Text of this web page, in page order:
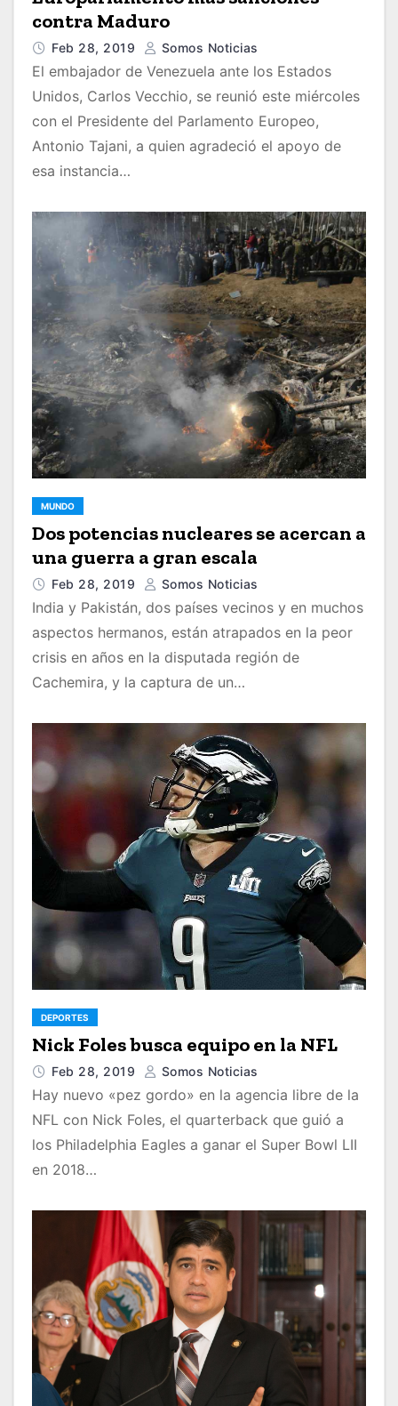
contra Maduro
Feb 28, 2019 Somos Noticias
El embajador de Venezuela ante los Estados
Unidos, Carlos Vecchio, se reunió este miércoles
con el Presidente del Parlamento Europeo,
Antonio Tajani, a quien agradeció el apoyo de
esa instancia…
MUNDO
Dos potencias nucleares se acercan a
una guerra a gran escala
Feb 28, 2019 Somos Noticias
India y Pakistán, dos países vecinos y en muchos
aspectos hermanos, están atrapados en la peor
crisis en años en la disputada región de
Cachemira, y la captura de un…
DEPORTES
Nick Foles busca equipo en la NFL
Feb 28, 2019 Somos Noticias
Hay nuevo «pez gordo» en la agencia libre de la
NFL con Nick Foles, el quarterback que guió a
los Philadelphia Eagles a ganar el Super Bowl LII
en 2018…